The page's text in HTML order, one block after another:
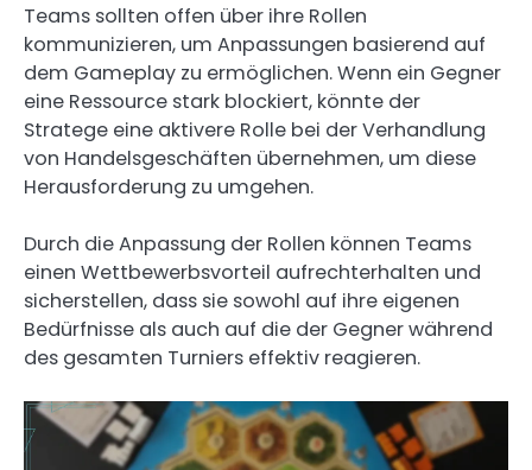
Teams sollten offen über ihre Rollen
kommunizieren, um Anpassungen basierend auf
dem Gameplay zu ermöglichen. Wenn ein Gegner
eine Ressource stark blockiert, könnte der
Stratege eine aktivere Rolle bei der Verhandlung
von Handelsgeschäften übernehmen, um diese
Herausforderung zu umgehen.
Durch die Anpassung der Rollen können Teams
einen Wettbewerbsvorteil aufrechterhalten und
sicherstellen, dass sie sowohl auf ihre eigenen
Bedürfnisse als auch auf die der Gegner während
des gesamten Turniers effektiv reagieren.